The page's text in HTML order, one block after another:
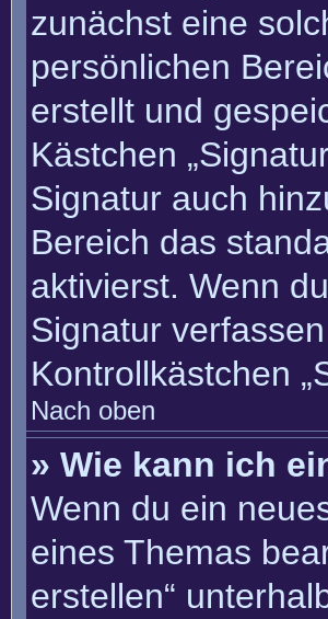
zunächst eine
persönlichen
erstellt und
Kästchen
Signatur auch
Bereich das
aktivierst. Wenn
Signatur
Kontrollkästchen
Nach oben
» Wie kann ich
Wenn du ein
eines Themas
erstellen“